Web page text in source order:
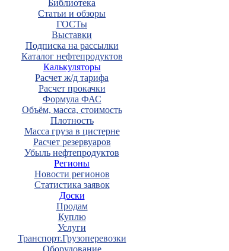
Библиотека
Статьи и обзоры
ГОСТы
Выставки
Подписка на рассылки
Каталог нефтепродуктов
Калькуляторы
Расчет ж/д тарифа
Расчет прокачки
Формула ФАС
Объём, масса, стоимость
Плотность
Масса груза в цистерне
Расчет резервуаров
Убыль нефтепродуктов
Регионы
Новости регионов
Статистика заявок
Доски
Продам
Куплю
Услуги
Транспорт.Грузоперевозки
Оборудование